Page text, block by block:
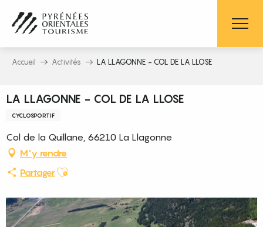
contenu
principal
Accueil Activités LA LLAGONNE - COL DE LA LLOSE
LA LLAGONNE - COL DE LA LLOSE
CYCLOSPORTIF
Col de la Quillane, 66210 La Llagonne
M'y rendre
PartagerAjouter aux favoris